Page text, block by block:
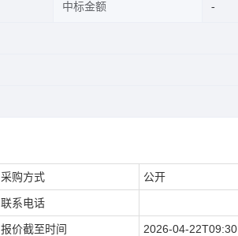
中标金额
采购方式 公开
联系电话
报价截至时间 2026-04-22T09:30